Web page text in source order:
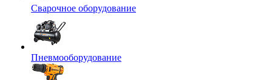
Сварочное оборудование
Пневмооборудование